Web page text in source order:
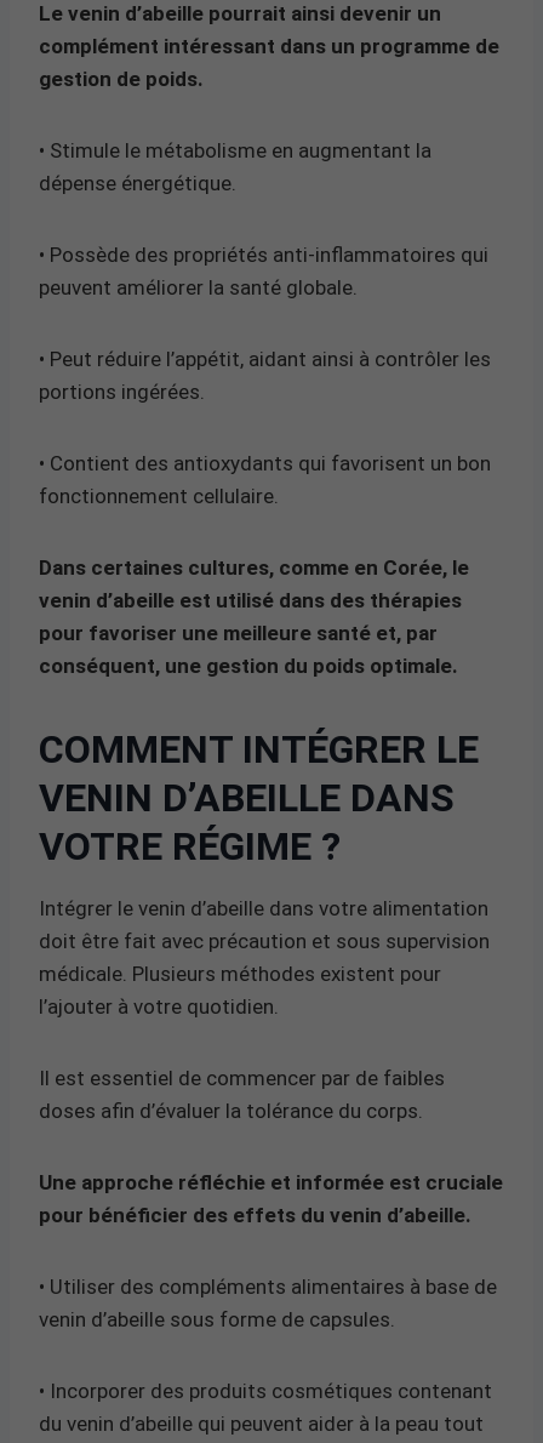
Le venin d’abeille pourrait ainsi devenir un
complément intéressant dans un programme de
gestion de poids.
• Stimule le métabolisme en augmentant la
dépense énergétique.
• Possède des propriétés anti-inflammatoires qui
peuvent améliorer la santé globale.
• Peut réduire l’appétit, aidant ainsi à contrôler les
portions ingérées.
• Contient des antioxydants qui favorisent un bon
fonctionnement cellulaire.
Dans certaines cultures, comme en Corée, le
venin d’abeille est utilisé dans des thérapies
pour favoriser une meilleure santé et, par
conséquent, une gestion du poids optimale.
COMMENT INTÉGRER LE
VENIN D’ABEILLE DANS
VOTRE RÉGIME ?
Intégrer le venin d’abeille dans votre alimentation
doit être fait avec précaution et sous supervision
médicale. Plusieurs méthodes existent pour
l’ajouter à votre quotidien.
Il est essentiel de commencer par de faibles
doses afin d’évaluer la tolérance du corps.
Une approche réfléchie et informée est cruciale
pour bénéficier des effets du venin d’abeille.
• Utiliser des compléments alimentaires à base de
venin d’abeille sous forme de capsules.
• Incorporer des produits cosmétiques contenant
du venin d’abeille qui peuvent aider à la peau tout